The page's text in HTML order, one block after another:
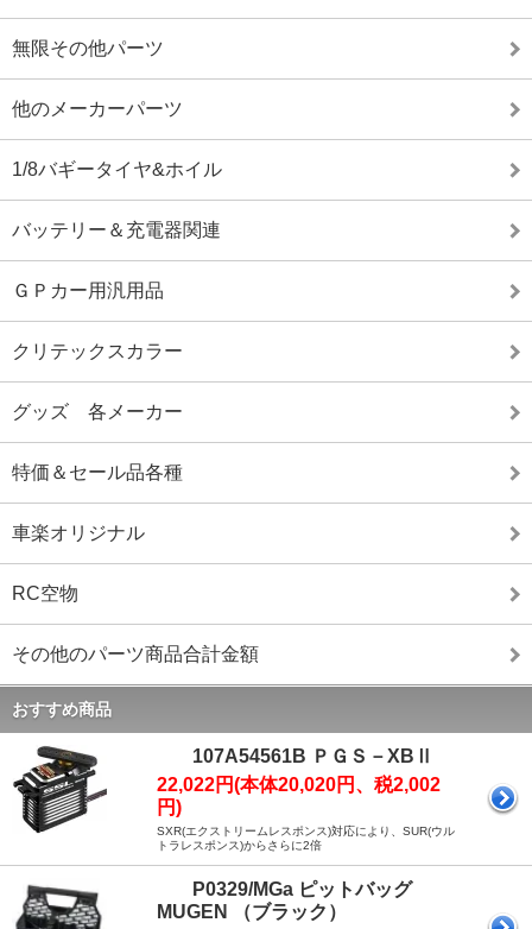
無限その他パーツ
他のメーカーパーツ
1/8バギータイヤ&ホイル
バッテリー＆充電器関連
ＧＰカー用汎用品
クリテックスカラー
グッズ 各メーカー
特価＆セール品各種
車楽オリジナル
RC空物
その他のパーツ商品合計金額
おすすめ商品
107A54561B ＰＧＳ－XBⅡ
22,022円(本体20,020円、税2,002
円)
SXR(エクストリームレスポンス)対応により、SUR(ウル
トラレスポンス)からさらに2倍
P0329/MGa ピットバッグ
MUGEN （ブラック）